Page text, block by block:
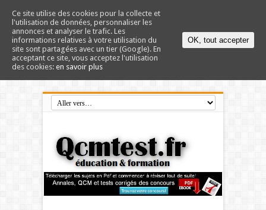
Ce site utilise des cookies pour la collecte et
l'utilisation de données, personnaliser les
annonces et analyser le trafic. Les
informations relatives à votre utilisation du
site sont partagées avec un tier (Google). En
acceptant ce site, vous acceptez l'utilisation
des cookies: en savoir plus
OK, tout accepter